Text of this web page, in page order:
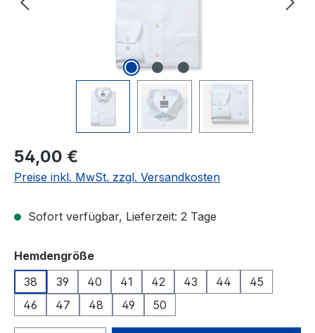
Regulärer Preis:
54,00 €
Preise inkl. MwSt. zzgl. Versandkosten
Sofort verfügbar, Lieferzeit: 2 Tage
Hemdengrößeauswählen
38
39 40 41 42 43 44
45
46
47 48 49 50